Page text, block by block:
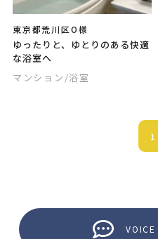
東京都荒川区O様
ゆったりと、ゆとりのある快適
な浴室へ
マンション /浴室
1
VOICE